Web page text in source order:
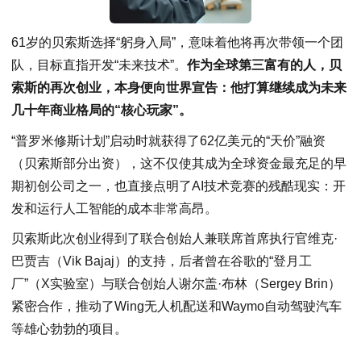
61岁的贝索斯选择“躬身入局”，意味着他将再次带领一个团
队，目标直指开发“未来技术”。 作为全球第三富有的人，贝
索斯的再次创业，本身便向世界宣告：他打算继续成为未来
几十年商业格局的“核心玩家”。
“普罗米修斯计划”启动时就获得了62亿美元的“天价”融资
（贝索斯部分出资），这不仅使其成为全球资金最充足的早
期初创公司之一，也直接点明了AI技术竞赛的残酷现实：开
发和运行人工智能的成本非常高昂。
贝索斯此次创业得到了联合创始人兼联席首席执行官维克·
巴贾吉（Vik Bajaj）的支持，后者曾在谷歌的“登月工
厂”（X实验室）与联合创始人谢尔盖·布林（Sergey Brin）
紧密合作，推动了Wing无人机配送和Waymo自动驾驶汽车
等雄心勃勃的项目。